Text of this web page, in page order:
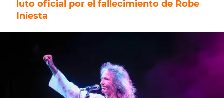
luto oficial por el fallecimiento de Robe
Iniesta